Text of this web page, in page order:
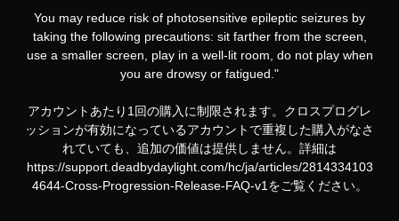
You may reduce risk of photosensitive epileptic seizures by
taking the following precautions: sit farther from the screen,
use a smaller screen, play in a well-lit room, do not play when
you are drowsy or fatigued."
アカウントあたり1回の購入に制限されます。クロスプログレ
ッションが有効になっているアカウントで重複した購入がなさ
れていても、追加の価値は提供しません。詳細は
https://support.deadbydaylight.com/hc/ja/articles/2814334103
4644-Cross-Progression-Release-FAQ-v1をご覧ください。